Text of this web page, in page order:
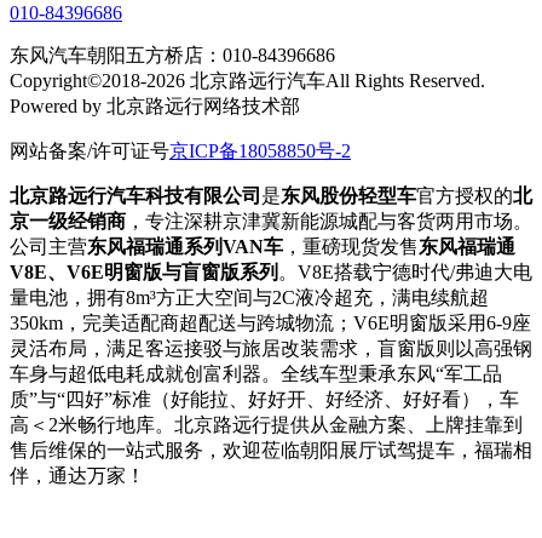
010-84396686
东风汽车朝阳五方桥店：010-84396686
Copyright©2018-2026 北京路远行汽车All Rights Reserved.
Powered by 北京路远行网络技术部
网站备案/许可证号京ICP备18058850号-2
北京路远行汽车科技有限公司 是东风股份轻型车官方授权的北
京一级经销商 ，专注深耕京津冀新能源城配与客货两用市场。
公司主营东风福瑞通系列VAN车 ，重磅现货发售东风福瑞通
V8E、V6E明窗版与盲窗版系列 。V8E搭载宁德时代/弗迪大电
量电池，拥有8m³方正大空间与2C液冷超充，满电续航超
350km，完美适配商超配送与跨城物流；V6E明窗版采用6-9座
灵活布局，满足客运接驳与旅居改装需求，盲窗版则以高强钢
车身与超低电耗成就创富利器。全线车型秉承东风“军工品
质”与“四好”标准（好能拉、好好开、好经济、好好看），车
高＜2米畅行地库。北京路远行提供从金融方案、上牌挂靠到
售后维保的一站式服务，欢迎莅临朝阳展厅试驾提车，福瑞相
伴，通达万家！